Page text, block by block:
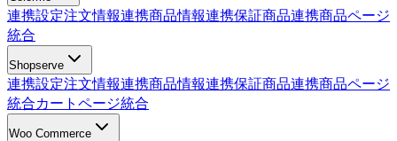
連携設定注文情報連携商品情報連携保証商品連携商品ページ
統合
Shopserve
連携設定注文情報連携商品情報連携保証商品連携商品ページ
統合カートページ統合
Woo Commerce